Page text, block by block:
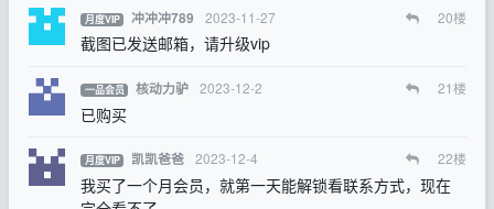
月度VIP 冲冲冲789 2023-11-27 20楼
截图已发送邮箱，请升级vip
一品会员 核动力驴 2023-12-2 21楼
已购买
月度VIP 凯凯爸爸 2023-12-4 22楼
我买了一个月会员，就第一天能解锁看联系方式，现在